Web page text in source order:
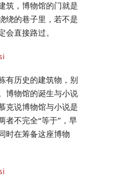
筑，博物馆的门就是
绕的巷子里，若不是
会直接路过。
有历史的建筑物，别
博物馆的诞生与小说
克说博物馆与小说是
者不完全“等于”，早
时在筹备这座博物